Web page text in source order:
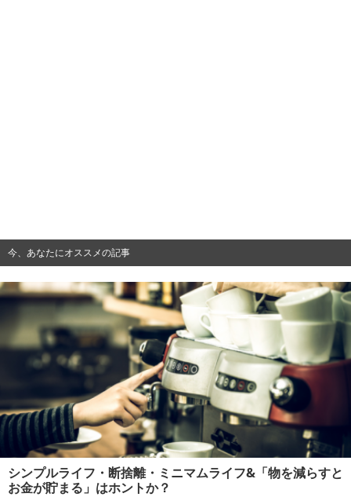
今、あなたにオススメの記事
シンプルライフ・断捨離・ミニマムライフ&「物を減らすと
お金が貯まる」はホントか？